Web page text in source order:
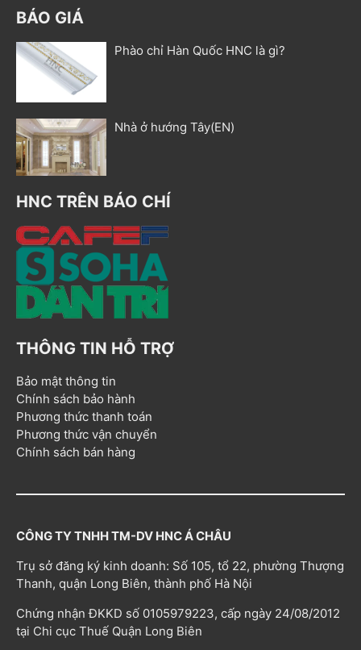
BÁO GIÁ
Phào chỉ Hàn Quốc HNC là gì?
Nhà ở hướng Tây(EN)
HNC TRÊN BÁO CHÍ
THÔNG TIN HỖ TRỢ
Bảo mật thông tin
Chính sách bảo hành
Phương thức thanh toán
Phương thức vận chuyển
Chính sách bán hàng
CÔNG TY TNHH TM-DV HNC Á CHÂU
Trụ sở đăng ký kinh doanh: Số 105, tổ 22, phường Thượng
Thanh, quận Long Biên, thành phố Hà Nội
Chứng nhận ĐKKD số 0105979223, cấp ngày 24/08/2012
tại Chi cục Thuế Quận Long Biên